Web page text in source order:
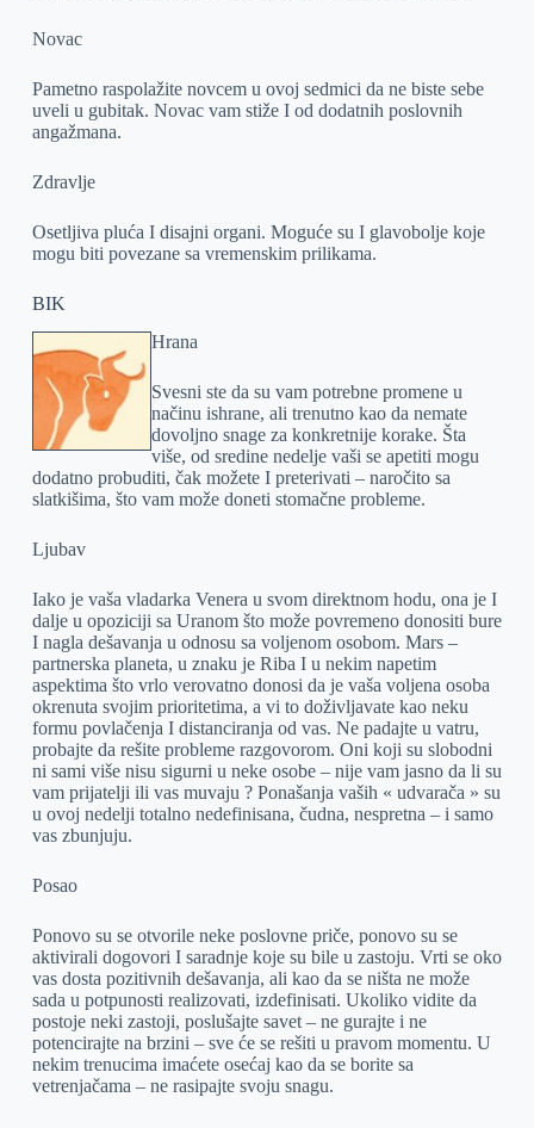
Novac
Pametno raspolažite novcem u ovoj sedmici da ne biste sebe
uveli u gubitak. Novac vam stiže I od dodatnih poslovnih
angažmana.
Zdravlje
Osetljiva pluća I disajni organi. Moguće su I glavobolje koje
mogu biti povezane sa vremenskim prilikama.
BIK
Hrana
Svesni ste da su vam potrebne promene u
načinu ishrane, ali trenutno kao da nemate
dovoljno snage za konkretnije korake. Šta
više, od sredine nedelje vaši se apetiti mogu
dodatno probuditi, čak možete I preterivati – naročito sa
slatkišima, što vam može doneti stomačne probleme.
Ljubav
Iako je vaša vladarka Venera u svom direktnom hodu, ona je I
dalje u opoziciji sa Uranom što može povremeno donositi bure
I nagla dešavanja u odnosu sa voljenom osobom. Mars –
partnerska planeta, u znaku je Riba I u nekim napetim
aspektima što vrlo verovatno donosi da je vaša voljena osoba
okrenuta svojim prioritetima, a vi to doživljavate kao neku
formu povlačenja I distanciranja od vas. Ne padajte u vatru,
probajte da rešite probleme razgovorom. Oni koji su slobodni
ni sami više nisu sigurni u neke osobe – nije vam jasno da li su
vam prijatelji ili vas muvaju ? Ponašanja vaših « udvarača » su
u ovoj nedelji totalno nedefinisana, čudna, nespretna – i samo
vas zbunjuju.
Posao
Ponovo su se otvorile neke poslovne priče, ponovo su se
aktivirali dogovori I saradnje koje su bile u zastoju. Vrti se oko
vas dosta pozitivnih dešavanja, ali kao da se ništa ne može
sada u potpunosti realizovati, izdefinisati. Ukoliko vidite da
postoje neki zastoji, poslušajte savet – ne gurajte i ne
potencirajte na brzini – sve će se rešiti u pravom momentu. U
nekim trenucima imaćete osećaj kao da se borite sa
vetrenjačama – ne rasipajte svoju snagu.